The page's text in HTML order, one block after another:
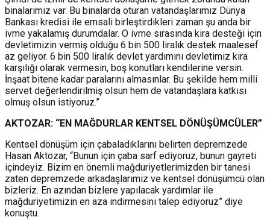
binalarımız var. Bu binalarda oturan vatandaşlarımız Dünya
Bankası kredisi ile emsali birleştirdikleri zaman şu anda bir
ivme yakalamış durumdalar. O ivme sırasında kira desteği için
devletimizin vermiş olduğu 6 bin 500 liralık destek maalesef
az geliyor. 6 bin 500 liralık devlet yardımını devletimiz kira
karşılığı olarak vermesin, boş konutları kendilerine versin.
İnşaat bitene kadar paralarını almasınlar. Bu şekilde hem milli
servet değerlendirilmiş olsun hem de vatandaşlara katkısı
olmuş olsun istiyoruz.”
AKTOZAR: “EN MAĞDURLAR KENTSEL DÖNÜŞÜMCÜLER”
Kentsel dönüşüm için çabaladıklarını belirten depremzede
Hasan Aktozar, “Bunun için çaba sarf ediyoruz, bunun gayreti
içindeyiz. Bizim en önemli mağduriyetlerimizden bir tanesi
zaten depremzede arkadaşlarımız ve kentsel dönüşümcü olan
bizleriz. En azından bizlere yapılacak yardımlar ile
mağduriyetimizin en aza indirmesini talep ediyoruz” diye
konuştu.